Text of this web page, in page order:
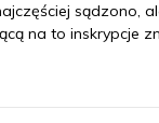
sądzono,
na to inskrypcje